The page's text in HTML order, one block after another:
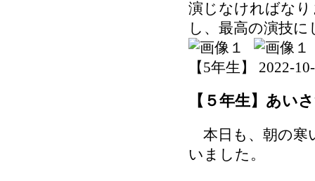
演じなければな
し、最高の演技
【5年生】 2022-
【５年生】あい
本日も、朝の寒
いました。